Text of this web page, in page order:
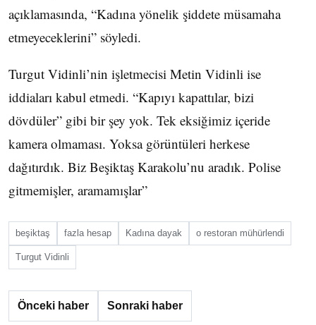
açıklamasında, “Kadına yönelik şiddete müsamaha
etmeyeceklerini” söyledi.
Turgut Vidinli’nin işletmecisi Metin Vidinli ise
iddiaları kabul etmedi. “Kapıyı kapattılar, bizi
dövdüler” gibi bir şey yok. Tek eksiğimiz içeride
kamera olmaması. Yoksa görüntüleri herkese
dağıtırdık. Biz Beşiktaş Karakolu’nu aradık. Polise
gitmemişler, aramamışlar”
beşiktaş fazla hesap Kadına dayak o restoran mühürlendi
Turgut Vidinli
Önceki haber Sonraki haber